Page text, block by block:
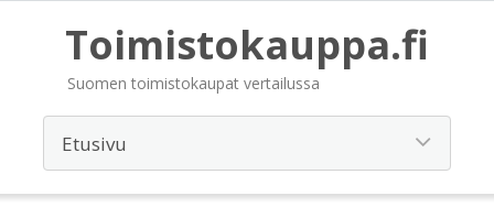
Toimistokauppa.fi
Suomen toimistokaupat vertailussa